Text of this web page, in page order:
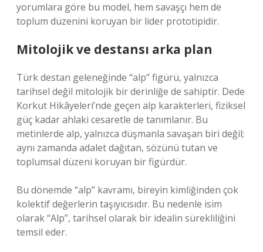
yorumlara göre bu model, hem savaşçı hem de
toplum düzenini koruyan bir lider prototipidir.
Mitolojik ve destansı arka plan
Türk destan geleneğinde “alp” figürü, yalnızca
tarihsel değil mitolojik bir derinliğe de sahiptir. Dede
Korkut Hikâyeleri’nde geçen alp karakterleri, fiziksel
güç kadar ahlaki cesaretle de tanımlanır. Bu
metinlerde alp, yalnızca düşmanla savaşan biri değil;
aynı zamanda adalet dağıtan, sözünü tutan ve
toplumsal düzeni koruyan bir figürdür.
Bu dönemde “alp” kavramı, bireyin kimliğinden çok
kolektif değerlerin taşıyıcısıdır. Bu nedenle isim
olarak “Alp”, tarihsel olarak bir idealin sürekliliğini
temsil eder.